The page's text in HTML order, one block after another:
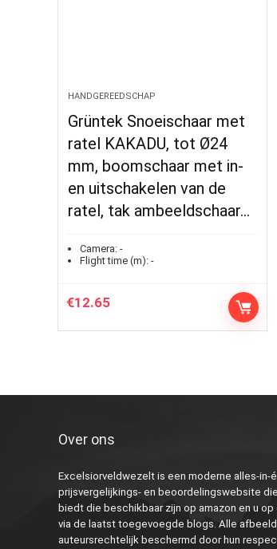
HANDGEREEDSCHAP
Grüntek Snoeischaar met
ratel KAKADU, tot Ø24
mm, boomschaar met in-
en uitschakelen van de
ratel, tak ambeeldschaar…
Camera: -
Flight time (m): -
€12.65
Over ons
Excelsiorveldwezelt is een moderne alles-in-
prijsvergelijkings- en beoordelingswebsite
biedt die beschikbaar zijn op amazon en u
via de laatst toegevoegde blogs. Alle
auteursrechtelijk beschermd door hun